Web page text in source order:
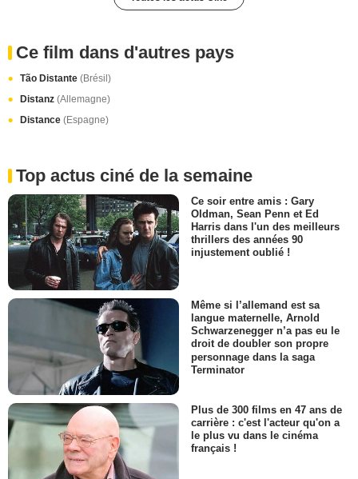
Ce film dans d'autres pays
Tão Distante (Brésil)
Distanz (Allemagne)
Distance (Espagne)
Top actus ciné de la semaine
Ce soir entre amis : Gary
Oldman, Sean Penn et Ed
Harris dans l'un des meilleurs
thrillers des années 90
injustement oublié !
Même si l’allemand est sa
langue maternelle, Arnold
Schwarzenegger n’a pas eu le
droit de doubler son propre
personnage dans la saga
Terminator
Plus de 300 films en 47 ans de
carrière : c'est l'acteur qu'on a
le plus vu dans le cinéma
français !